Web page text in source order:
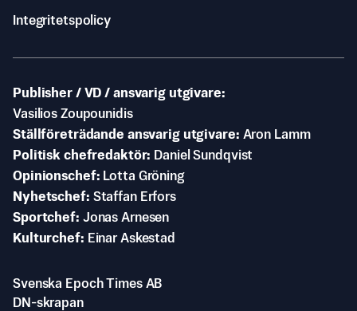
Integritetspolicy
Publisher / VD / ansvarig utgivare
Vasilios Zoupounidis
Ställföreträdande ansvarig utgivare Aron Lamm
Politisk chefredaktör
Daniel Sundqvist
Opinionschef
Lotta Gröning
Nyhetschef Staffan Erfors
Sportchef Jonas Arnesen
Kulturchef
Einar Askestad
Svenska Epoch Times AB
DN-skrapan